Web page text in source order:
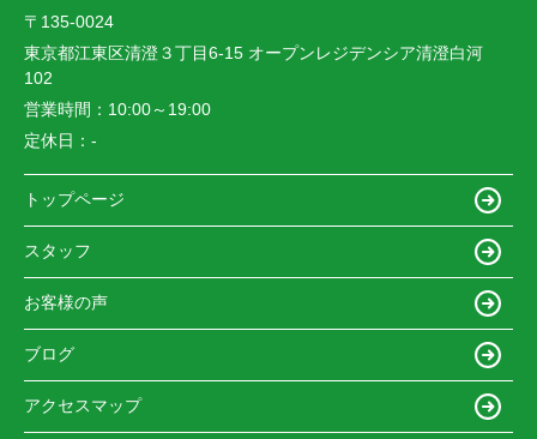
〒135-0024
東京都江東区清澄３丁目6-15 オープンレジデンシア清澄白河
102
営業時間： 10:00～19:00
定休日： -
トップページ
スタッフ
お客様の声
ブログ
アクセスマップ